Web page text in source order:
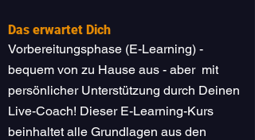
Das erwartet Dich
Vorbereitungsphase (E-Learning) -
bequem von zu Hause aus - aber mit
persönlicher Unterstützung durch Deinen
Live-Coach! Dieser E-Learning-Kurs
beinhaltet alle Grundlagen aus den